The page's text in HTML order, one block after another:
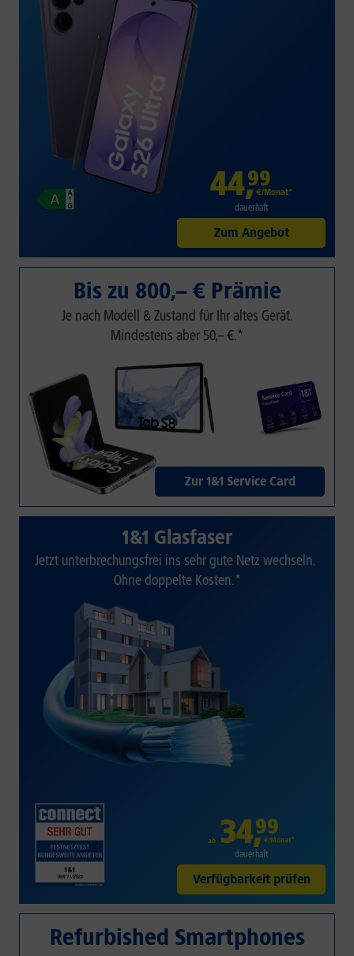
44,99
€/Monat*
dauerhaft
Zum Angebot
Bis zu 800,– € Prämie
Je nach Modell & Zustand für Ihr altes Gerät.
Mindestens aber 50,– €.*
Zur 1&1 Service Card
1&1 Glasfaser
Jetzt unterbrechungsfrei ins sehr gute Netz wechseln.
Ohne doppelte Kosten.*
ab 34,99
€/Monat*
dauerhaft
Verfügbarkeit prüfen
Refurbished Smartphones